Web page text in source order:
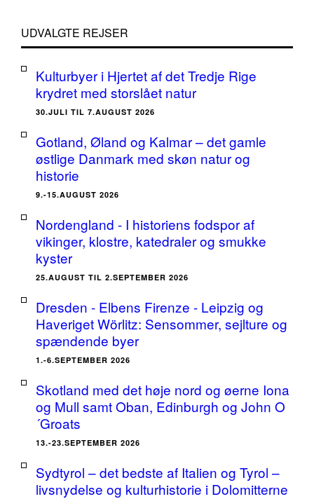
UDVALGTE REJSER
Kulturbyer i Hjertet af det Tredje Rige
krydret med storslået natur
30.JULI TIL 7.AUGUST 2026
Gotland, Øland og Kalmar – det gamle
østlige Danmark med skøn natur og
historie
9.-15.AUGUST 2026
Nordengland - I historiens fodspor af
vikinger, klostre, katedraler og smukke
kyster
25.AUGUST TIL 2.SEPTEMBER 2026
Dresden - Elbens Firenze - Leipzig og
Haveriget Wörlitz: Sensommer, sejlture og
spændende byer
1.-6.SEPTEMBER 2026
Skotland med det høje nord og øerne Iona
og Mull samt Oban, Edinburgh og John O
´Groats
13.-23.SEPTEMBER 2026
Sydtyrol – det bedste af Italien og Tyrol –
livsnydelse og kulturhistorie i Dolomitterne